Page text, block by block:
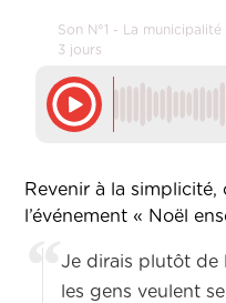
Son N°1 - La
3 jours
Revenir à la simplicité,
l’événement « Noël
Je dirais plutôt de
les gens veulent